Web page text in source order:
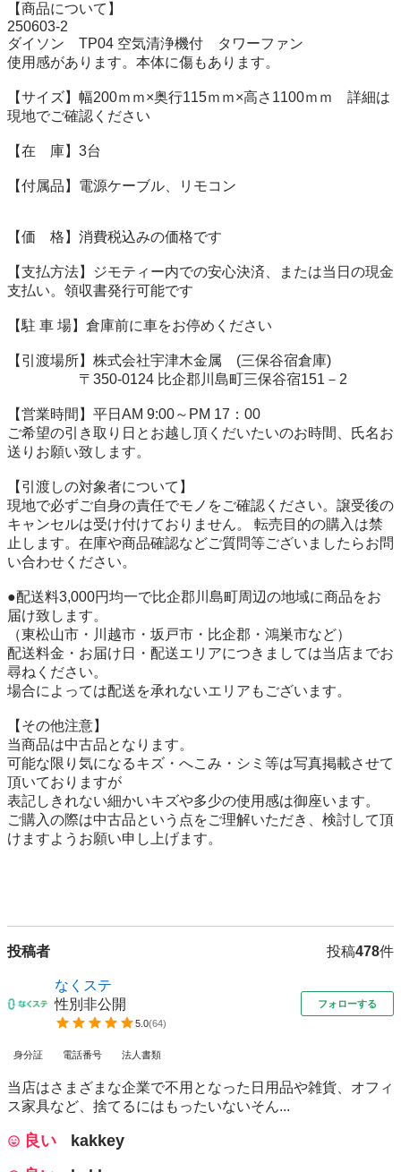
【商品について】
250603‐2
ダイソン　TP04 空気清浄機付　タワーファン
使用感があります。本体に傷もあります。
【サイズ】幅200ｍｍ×奥行115ｍｍ×高さ1100ｍｍ　詳細は
現地でご確認ください
【在　庫】3台
【付属品】電源ケーブル、リモコン
【価　格】消費税込みの価格です
【支払方法】ジモティー内での安心決済、または当日の現金
支払い。領収書発行可能です
【駐 ⾞ 場】倉庫前に車をお停めください
【引渡場所】株式会社宇津木金属　(三保谷宿倉庫)
〒350-0124 比企郡川島町三保谷宿151－2
【営業時間】平日AM 9:00～PM 17：00
ご希望の引き取り日とお越し頂くだいたいのお時間、氏名お
送りお願い致します。
【引渡しの対象者について】
現地で必ずご⾃⾝の責任でモノをご確認ください。譲受後の
キャンセルは受け付けておりません。 転売⽬的の購⼊は禁
⽌します。在庫や商品確認などご質問等ございましたらお問
い合わせください。
●配送料3,000円均一で比企郡川島町周辺の地域に商品をお
届け致します。
（東松山市・川越市・坂戸市・比企郡・鴻巣市など）
配送料金・お届け日・配送エリアにつきましては当店までお
尋ねください。
場合によっては配送を承れないエリアもございます。
【その他注意】
当商品は中古品となります。
可能な限り気になるキズ・へこみ・シミ等は写真掲載させて
頂いておりますが
表記しきれない細かいキズや多少の使用感は御座います。
ご購入の際は中古品という点をご理解いただき、検討して頂
けますようお願い申し上げます。
投稿者 投稿478件
なくステ
性別非公開
5.0(64)
フォローする
身分証 電話番号 法人書類
当店はさまざまな企業で不用となった日用品や雑貨、オフィ
ス家具など、捨てるにはもったいないそん...
良い
kakkey